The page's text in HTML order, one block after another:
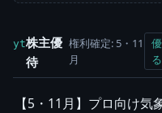
yt株主優
待
権利確定: 5・11
月
【5・11月】プロ向け